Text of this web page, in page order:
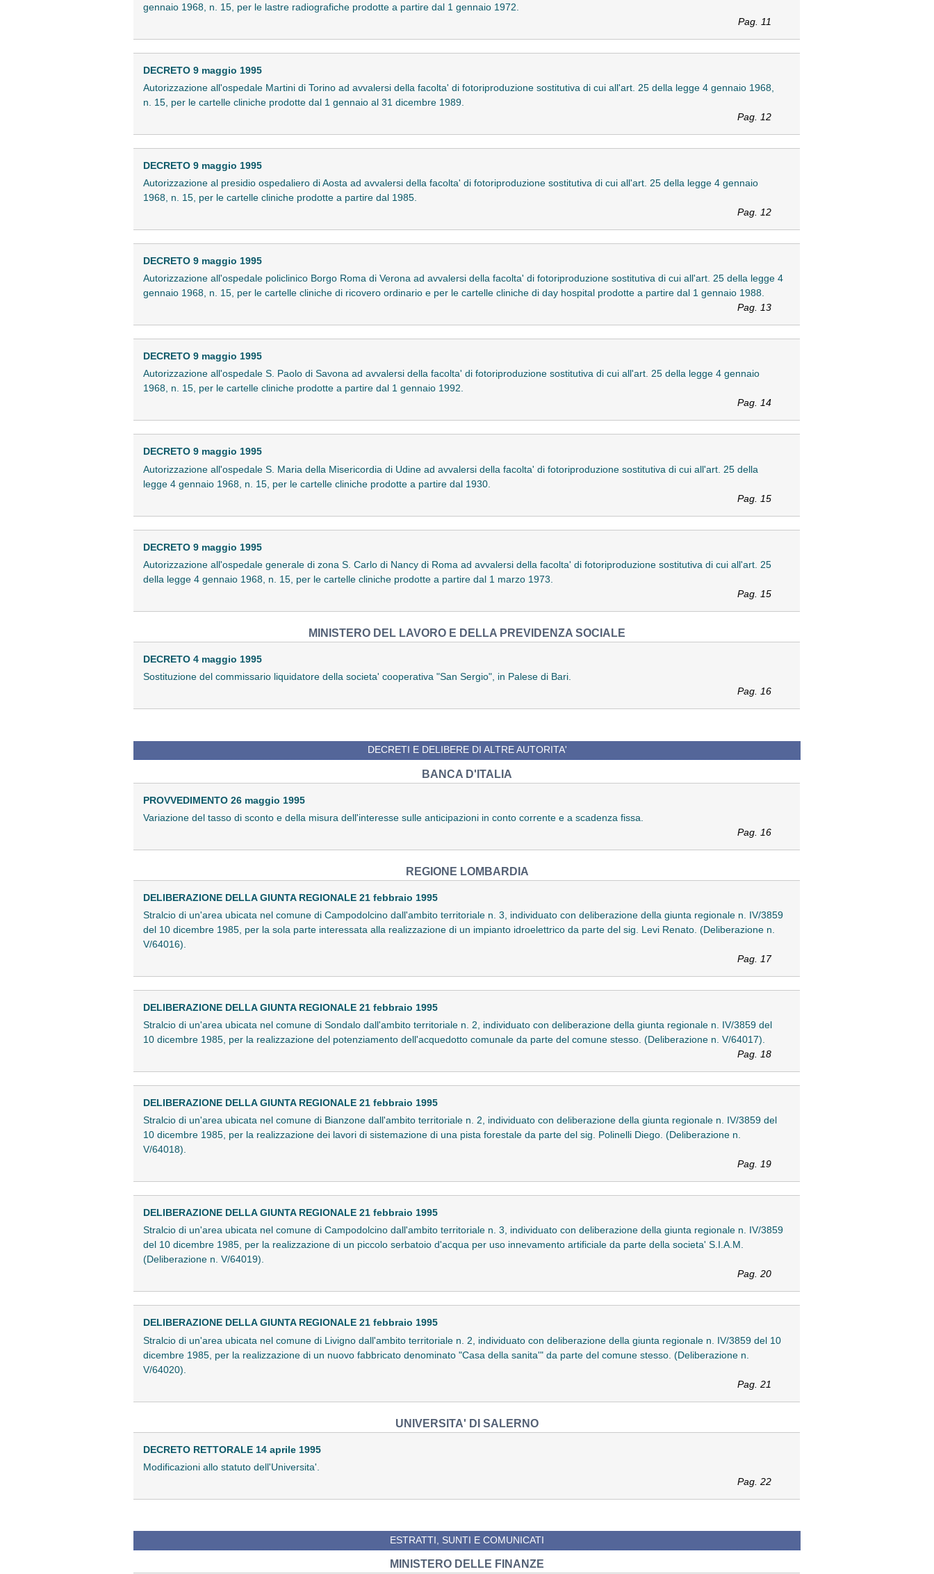
gennaio 1968, n. 15, per le lastre radiografiche prodotte a partire dal 1 gennaio 1972.
Pag. 11
DECRETO 9 maggio 1995
Autorizzazione all'ospedale Martini di Torino ad avvalersi della facolta' di fotoriproduzione sostitutiva di cui all'art. 25 della legge 4 gennaio 1968,
n. 15, per le cartelle cliniche prodotte dal 1 gennaio al 31 dicembre 1989.
Pag. 12
DECRETO 9 maggio 1995
Autorizzazione al presidio ospedaliero di Aosta ad avvalersi della facolta' di fotoriproduzione sostitutiva di cui all'art. 25 della legge 4 gennaio
1968, n. 15, per le cartelle cliniche prodotte a partire dal 1985.
Pag. 12
DECRETO 9 maggio 1995
Autorizzazione all'ospedale policlinico Borgo Roma di Verona ad avvalersi della facolta' di fotoriproduzione sostitutiva di cui all'art. 25 della legge 4
gennaio 1968, n. 15, per le cartelle cliniche di ricovero ordinario e per le cartelle cliniche di day hospital prodotte a partire dal 1 gennaio 1988.
Pag. 13
DECRETO 9 maggio 1995
Autorizzazione all'ospedale S. Paolo di Savona ad avvalersi della facolta' di fotoriproduzione sostitutiva di cui all'art. 25 della legge 4 gennaio
1968, n. 15, per le cartelle cliniche prodotte a partire dal 1 gennaio 1992.
Pag. 14
DECRETO 9 maggio 1995
Autorizzazione all'ospedale S. Maria della Misericordia di Udine ad avvalersi della facolta' di fotoriproduzione sostitutiva di cui all'art. 25 della
legge 4 gennaio 1968, n. 15, per le cartelle cliniche prodotte a partire dal 1930.
Pag. 15
DECRETO 9 maggio 1995
Autorizzazione all'ospedale generale di zona S. Carlo di Nancy di Roma ad avvalersi della facolta' di fotoriproduzione sostitutiva di cui all'art. 25
della legge 4 gennaio 1968, n. 15, per le cartelle cliniche prodotte a partire dal 1 marzo 1973.
Pag. 15
MINISTERO DEL LAVORO E DELLA PREVIDENZA SOCIALE
DECRETO 4 maggio 1995
Sostituzione del commissario liquidatore della societa' cooperativa "San Sergio", in Palese di Bari.
Pag. 16
DECRETI E DELIBERE DI ALTRE AUTORITA'
BANCA D'ITALIA
PROVVEDIMENTO 26 maggio 1995
Variazione del tasso di sconto e della misura dell'interesse sulle anticipazioni in conto corrente e a scadenza fissa.
Pag. 16
REGIONE LOMBARDIA
DELIBERAZIONE DELLA GIUNTA REGIONALE 21 febbraio 1995
Stralcio di un'area ubicata nel comune di Campodolcino dall'ambito territoriale n. 3, individuato con deliberazione della giunta regionale n. IV/3859
del 10 dicembre 1985, per la sola parte interessata alla realizzazione di un impianto idroelettrico da parte del sig. Levi Renato. (Deliberazione n.
V/64016).
Pag. 17
DELIBERAZIONE DELLA GIUNTA REGIONALE 21 febbraio 1995
Stralcio di un'area ubicata nel comune di Sondalo dall'ambito territoriale n. 2, individuato con deliberazione della giunta regionale n. IV/3859 del
10 dicembre 1985, per la realizzazione del potenziamento dell'acquedotto comunale da parte del comune stesso. (Deliberazione n. V/64017).
Pag. 18
DELIBERAZIONE DELLA GIUNTA REGIONALE 21 febbraio 1995
Stralcio di un'area ubicata nel comune di Bianzone dall'ambito territoriale n. 2, individuato con deliberazione della giunta regionale n. IV/3859 del
10 dicembre 1985, per la realizzazione dei lavori di sistemazione di una pista forestale da parte del sig. Polinelli Diego. (Deliberazione n.
V/64018).
Pag. 19
DELIBERAZIONE DELLA GIUNTA REGIONALE 21 febbraio 1995
Stralcio di un'area ubicata nel comune di Campodolcino dall'ambito territoriale n. 3, individuato con deliberazione della giunta regionale n. IV/3859
del 10 dicembre 1985, per la realizzazione di un piccolo serbatoio d'acqua per uso innevamento artificiale da parte della societa' S.I.A.M.
(Deliberazione n. V/64019).
Pag. 20
DELIBERAZIONE DELLA GIUNTA REGIONALE 21 febbraio 1995
Stralcio di un'area ubicata nel comune di Livigno dall'ambito territoriale n. 2, individuato con deliberazione della giunta regionale n. IV/3859 del 10
dicembre 1985, per la realizzazione di un nuovo fabbricato denominato "Casa della sanita'" da parte del comune stesso. (Deliberazione n.
V/64020).
Pag. 21
UNIVERSITA' DI SALERNO
DECRETO RETTORALE 14 aprile 1995
Modificazioni allo statuto dell'Universita'.
Pag. 22
ESTRATTI, SUNTI E COMUNICATI
MINISTERO DELLE FINANZE